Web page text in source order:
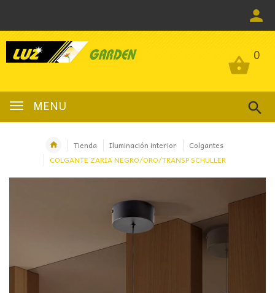
0
MENU
0
Tienda Iluminación interior
Colgantes
COLGANTE ZARIA NEGRO/ORO/TRANSP SCHULLER